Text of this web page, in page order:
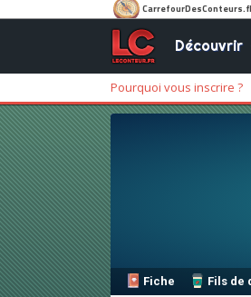
Découvrir
Pourquoi vous inscrire ?
Fiche Fils de